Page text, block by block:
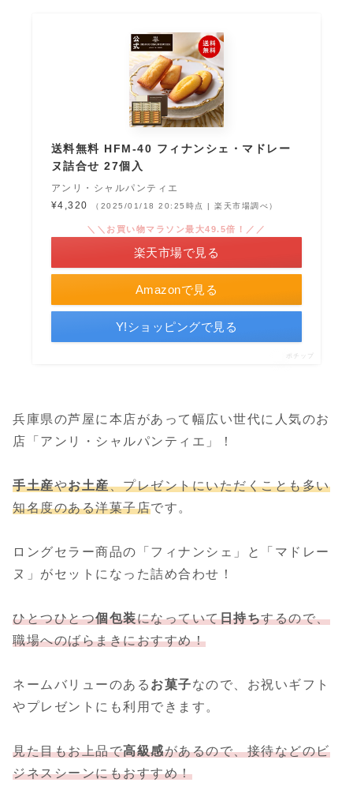
送料無料 HFM-40 フィナンシェ・マドレー
ヌ詰合せ 27個入
アンリ・シャルパンティエ
¥4,320
（2025/01/18 20:25時点 | 楽天市場調べ）
Amazonで見る
＼＼お買い物マラソン最大49.5倍！／／
楽天市場で見る
Y!ショッピングで見る
ポチップ
兵庫県の芦屋に本店があって幅広い世代に人気のお
店「アンリ・シャルパンティエ」！
手土産やお土産、プレゼントにいただくことも多い
知名度のある洋菓子店です。
ロングセラー商品の「フィナンシェ」と「マドレー
ヌ」がセットになった詰め合わせ！
ひとつひとつ個包装になっていて日持ちするので、
職場へのばらまきにおすすめ！
ネームバリューのある お菓子なので、お祝いギフト
やプレゼントにも利用できます。
見た目もお上品で高級感があるので、接待などのビ
ジネスシーンにもおすすめ！